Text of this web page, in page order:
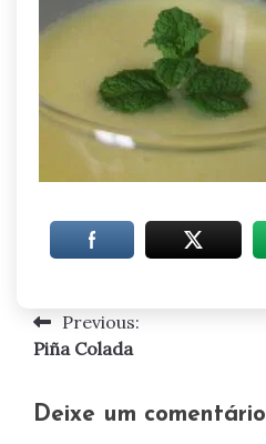
Navegação
artigos
Previous:
Piña Colada
Deixe um comentário